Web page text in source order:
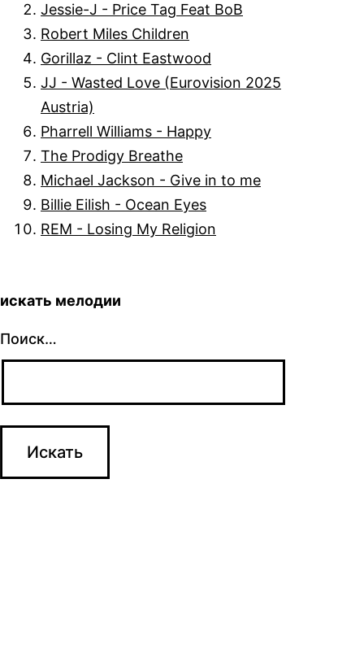
Jessie-J - Price Tag Feat BoB
Robert Miles Children
Gorillaz - Clint Eastwood
JJ - Wasted Love (Eurovision 2025
Austria)
Pharrell Williams - Happy
The Prodigy Breathe
Michael Jackson - Give in to me
Billie Eilish - Ocean Eyes
REM - Losing My Religion
искать мелодии
Поиск…